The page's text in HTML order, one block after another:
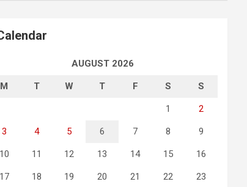
AUGUST 2026
M T W T F S S
1 2
3 4 5 6 7 8 9
10 11 12 13 14 15 16
17 18 19 20 21 22 23